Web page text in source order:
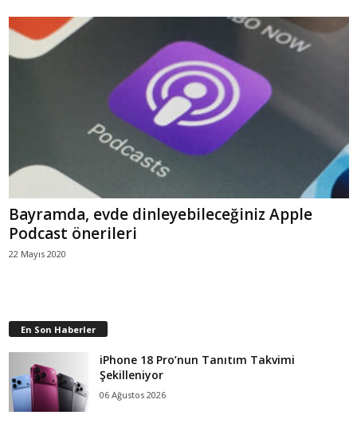
Bayramda, evde dinleyebileceğiniz Apple
Podcast önerileri
22 Mayıs 2020
En Son Haberler
iPhone 18 Pro’nun Tanıtım Takvimi
Şekilleniyor
06 Ağustos 2026